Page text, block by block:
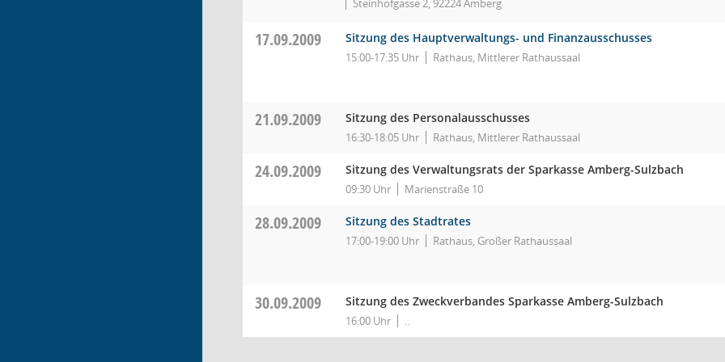
Steinhofgasse 2, 92224 Amberg
17.09.2009 Sitzung des Hauptverwaltungs- und Finanzausschusses
15:00-17:35 Uhr Rathaus, Mittlerer Rathaussaal
21.09.2009 Sitzung des Personalausschusses
16:30-18:05 Uhr Rathaus, Mittlerer Rathaussaal
24.09.2009 Sitzung des Verwaltungsrats der Sparkasse Amberg-Sulzbach
09:30 Uhr Marienstraße 10
28.09.2009 Sitzung des Stadtrates
17:00-19:00 Uhr Rathaus, Großer Rathaussaal
30.09.2009 Sitzung des Zweckverbandes Sparkasse Amberg-Sulzbach
16:00 Uhr ..